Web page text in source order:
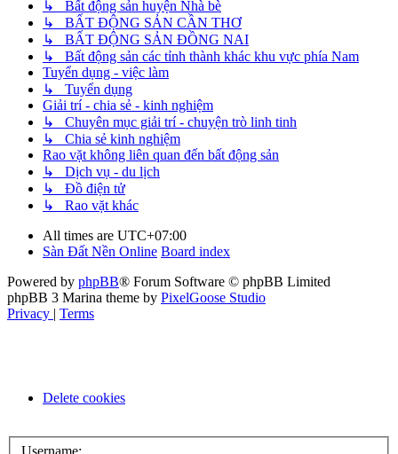
↳ Bất động sản huyện Nhà bè
↳ BẤT ĐỘNG SẢN CẦN THƠ
↳ BẤT ĐỘNG SẢN ĐỒNG NAI
↳ Bất động sản các tỉnh thành khác khu vực phía Nam
Tuyển dụng - việc làm
↳ Tuyển dụng
Giải trí - chia sẻ - kinh nghiệm
↳ Chuyên mục giải trí - chuyện trò linh tinh
↳ Chia sẻ kinh nghiệm
Rao vặt không liên quan đến bất động sản
↳ Dịch vụ - du lịch
↳ Đồ điện tử
↳ Rao vặt khác
All times are UTC+07:00
Sàn Đất Nền Online Board index
Powered by phpBB® Forum Software © phpBB Limited
phpBB 3 Marina theme by PixelGoose Studio
Privacy | Terms
Delete cookies
Username: